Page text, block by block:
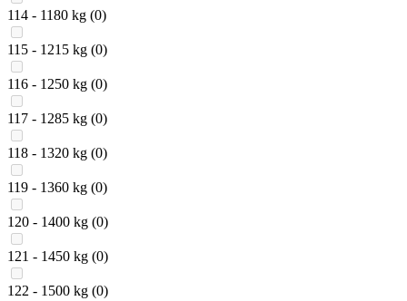
114 - 1180 kg (0)
115 - 1215 kg (0)
116 - 1250 kg (0)
117 - 1285 kg (0)
118 - 1320 kg (0)
119 - 1360 kg (0)
120 - 1400 kg (0)
121 - 1450 kg (0)
122 - 1500 kg (0)